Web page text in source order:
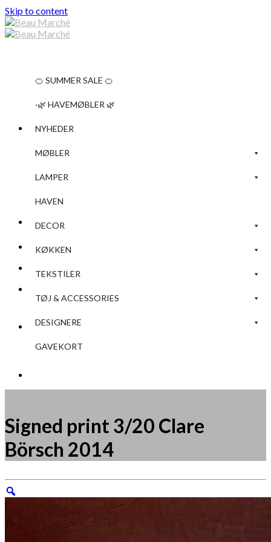
Skip to content
Søg efter:
Kurv
Ingen varer i kurven.
🍊 SUMMER SALE 🍊
·🌿 HAVEMØBLER 🌿
NYHEDER
MØBLER
LAMPER
HAVEN
DECOR
KØKKEN
TEKSTILER
TØJ & ACCESSORIES
DESIGNERE
GAVEKORT
Signed print 3/20 Clare
Börsch 2014
Måske kunne nogle af disse produkter have din